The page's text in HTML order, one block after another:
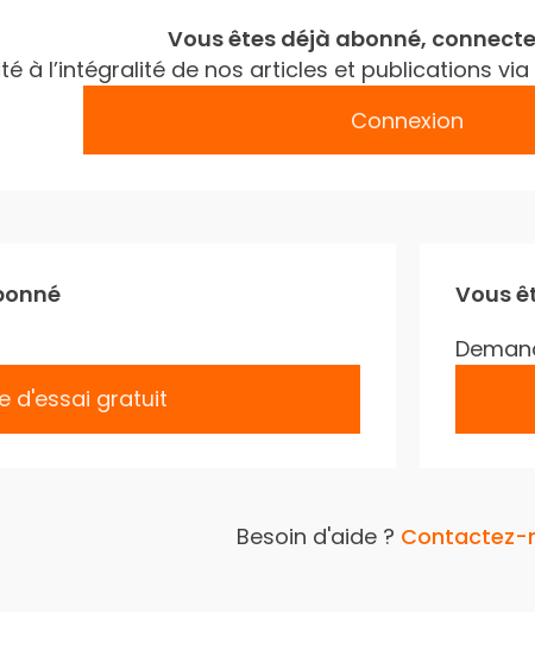
Vous êtes déjà abonné,
à l’intégralité de nos articles et publications
Connexion
d'essai gratuit
Vous
Besoin d'aide ? Contactez-